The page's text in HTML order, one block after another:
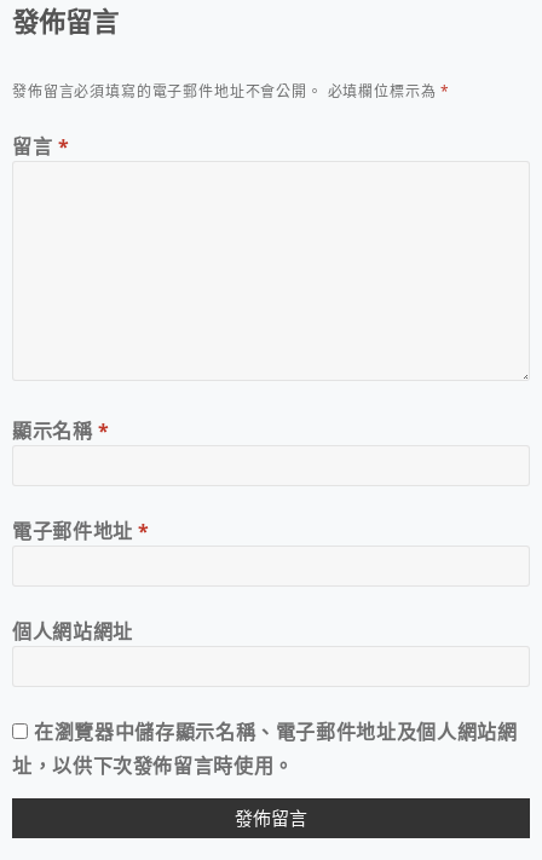
發佈留言
發佈留言必須填寫的電子郵件地址不會公開。 必填欄位標示為*
留言 *
顯示名稱*
電子郵件地址*
個人網站網址
在瀏覽器中儲存顯示名稱、電子郵件地址及個人網站網
址，以供下次發佈留言時使用。